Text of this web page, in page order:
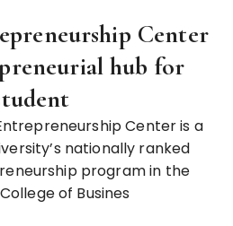
Center
hub for
Center is a
nationally ranked
program in the
of Busines